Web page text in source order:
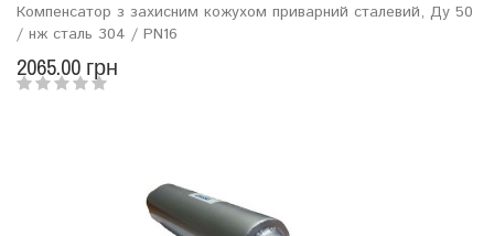
Компенсатор з захисним кожухом приварний сталевий, Ду 50
/ нж сталь 304 / PN16
2065.00 грн